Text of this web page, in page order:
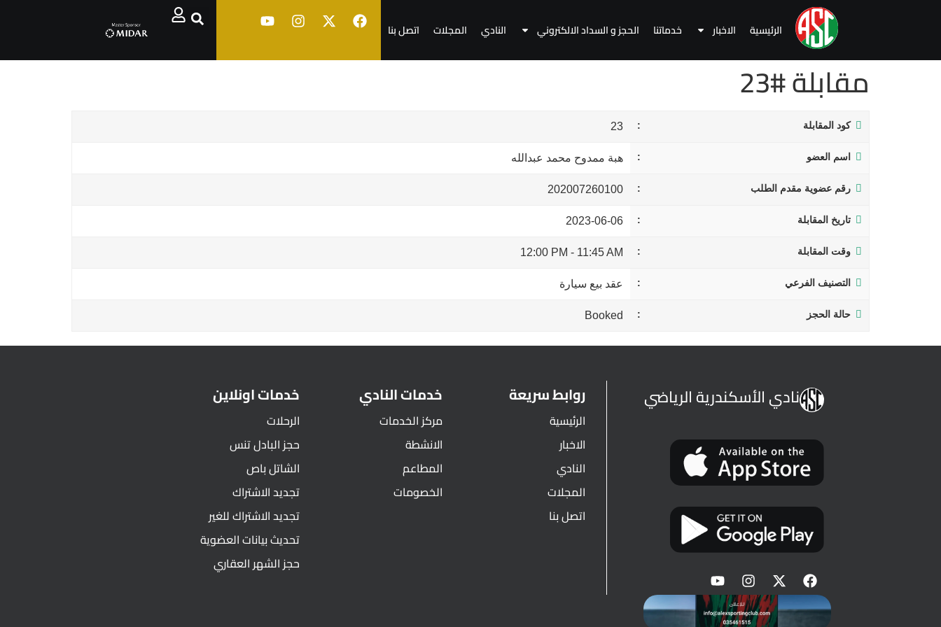
الرئيسية الاخبار خدماتنا الحجز و السداد الالكتروني النادي المجلات اتصل بنا
مقابلة #23
كود المقابلة 23
اسم العضو هبة ممدوح محمد عبدالله
رقم عضوية مقدم الطلب 202007260100
تاريخ المقابلة 2023-06-06
وقت المقابلة 11:45 AM
-
12:00 PM
التصنيف الفرعي عقد بيع سيارة
حالة الحجز Booked
نادي الأسكندرية الرياضي روابط سريعة
الرئيسية
الاخبار
النادي
المجلات
اتصل بنا
خدمات النادي
مركز الخدمات
الانشطة
المطاعم
الخصومات
خدمات اونلاين
الرحلات
حجز البادل تنس
الشاتل باص
تجديد الاشتراك
تجديد الاشتراك للغير
تحديث بيانات العضوية
حجز الشهر العقاري